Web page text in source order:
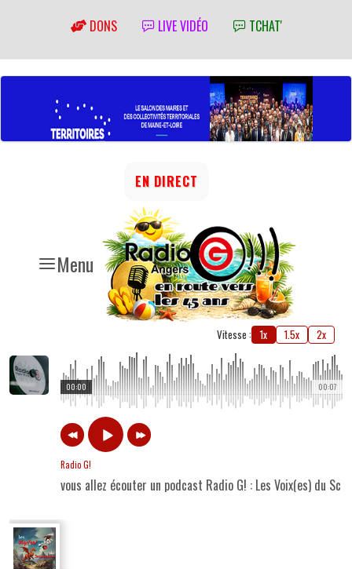
DONS LIVE VIDÉO TCHAT'
Menu
EN DIRECT
Vitesse : 1x 1.5x 2x
00:07
00:00
Radio G!
vous allez écouter un podcast Radio G! : Les Voix(es) du